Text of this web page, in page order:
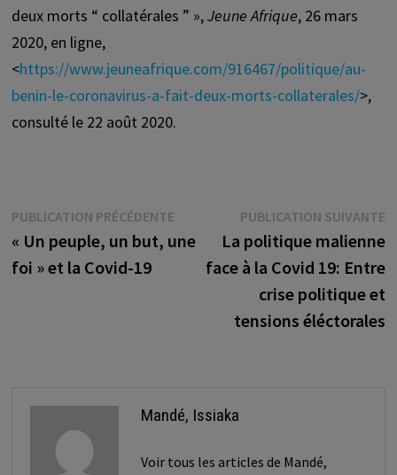
deux morts “ collatérales ” »,Jeune Afrique, 26 mars
2020, en ligne,
<https://www.jeuneafrique.com/916467/politique/au-
benin-le-coronavirus-a-fait-deux-morts-collaterales/>,
consulté le 22 août 2020.
Navigation
de
PUBLICATION PRÉCÉDENTEPublication
précédente :
« Un peuple, un but, une
foi » et la Covid-19
PUBLICATION SUIVANTE
La politique malienne
face à la Covid 19: Entre
crise politique et
tensions éléctorales
Mandé, Issiaka
Voir tous les articles de Mandé,